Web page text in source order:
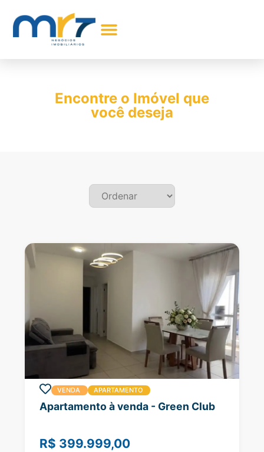
Encontre o Imóvel que
você deseja
VENDA APARTAMENTO
Apartamento à venda - Green Club
R$ 399.999,00